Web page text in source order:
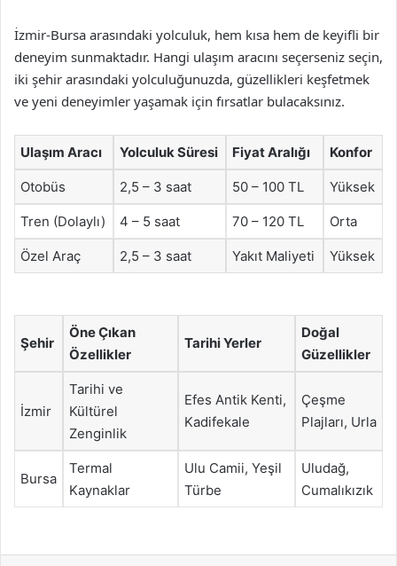
İzmir-Bursa arasındaki yolculuk, hem kısa hem de keyifli bir
deneyim sunmaktadır. Hangi ulaşım aracını seçerseniz seçin,
iki şehir arasındaki yolculuğunuzda, güzellikleri keşfetmek
ve yeni deneyimler yaşamak için fırsatlar bulacaksınız.
Ulaşım Aracı Yolculuk Süresi Fiyat Aralığı Konfor
Otobüs 2,5 – 3 saat 50 – 100 TL Yüksek
Tren (Dolaylı) 4 – 5 saat 70 – 120 TL Orta
Özel Araç 2,5 – 3 saat Yakıt Maliyeti Yüksek
Şehir
Öne Çıkan
Özellikler
Tarihi Yerler
Doğal
Güzellikler
İzmir
Tarihi ve
Kültürel
Zenginlik
Efes Antik Kenti,
Kadifekale
Çeşme
Plajları, Urla
Bursa
Termal
Kaynaklar
Ulu Camii, Yeşil
Türbe
Uludağ,
Cumalıkızık